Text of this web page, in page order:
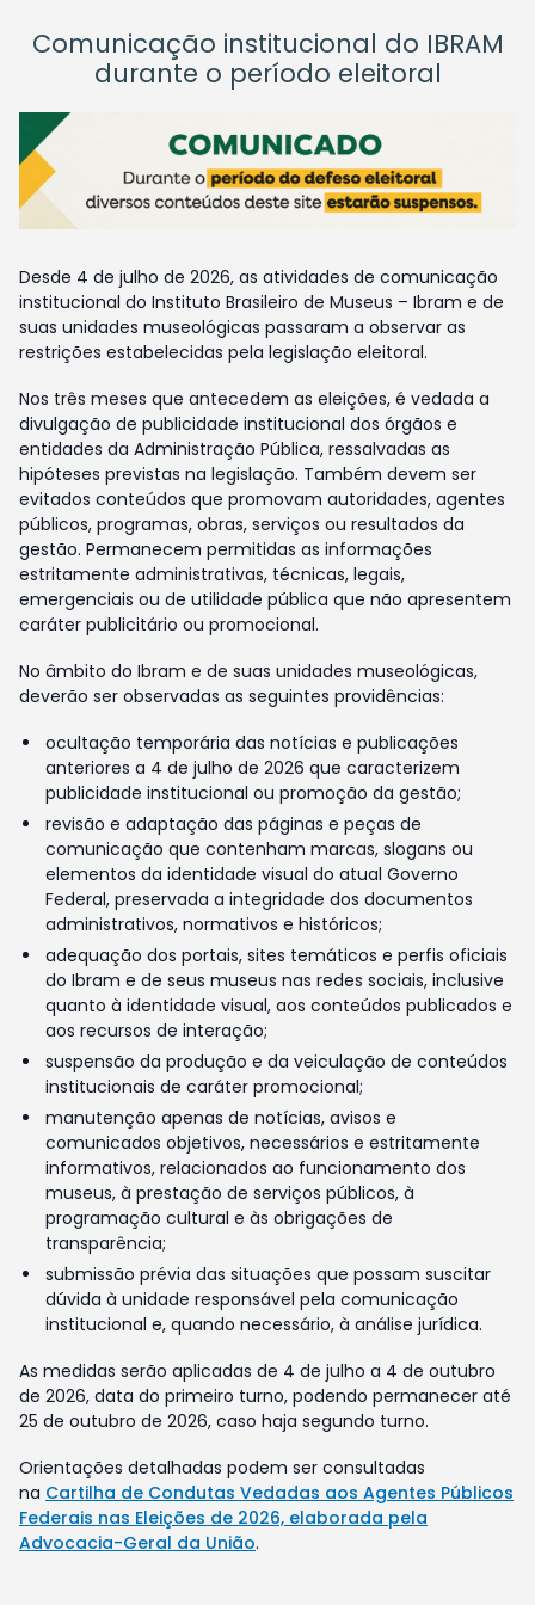
Comunicação institucional do IBRAM
durante o período eleitoral
Desde 4 de julho de 2026, as atividades de comunicação
institucional do Instituto Brasileiro de Museus – Ibram e de
suas unidades museológicas passaram a observar as
restrições estabelecidas pela legislação eleitoral.
Nos três meses que antecedem as eleições, é vedada a
divulgação de publicidade institucional dos órgãos e
entidades da Administração Pública, ressalvadas as
hipóteses previstas na legislação. Também devem ser
evitados conteúdos que promovam autoridades, agentes
públicos, programas, obras, serviços ou resultados da
gestão. Permanecem permitidas as informações
estritamente administrativas, técnicas, legais,
emergenciais ou de utilidade pública que não apresentem
caráter publicitário ou promocional.
No âmbito do Ibram e de suas unidades museológicas,
deverão ser observadas as seguintes providências:
ocultação temporária das notícias e publicações
anteriores a 4 de julho de 2026 que caracterizem
publicidade institucional ou promoção da gestão;
revisão e adaptação das páginas e peças de
comunicação que contenham marcas, slogans ou
elementos da identidade visual do atual Governo
Federal, preservada a integridade dos documentos
administrativos, normativos e históricos;
adequação dos portais, sites temáticos e perfis oficiais
do Ibram e de seus museus nas redes sociais, inclusive
quanto à identidade visual, aos conteúdos publicados e
aos recursos de interação;
suspensão da produção e da veiculação de conteúdos
institucionais de caráter promocional;
manutenção apenas de notícias, avisos e
comunicados objetivos, necessários e estritamente
informativos, relacionados ao funcionamento dos
museus, à prestação de serviços públicos, à
programação cultural e às obrigações de
transparência;
submissão prévia das situações que possam suscitar
dúvida à unidade responsável pela comunicação
institucional e, quando necessário, à análise jurídica.
As medidas serão aplicadas de 4 de julho a 4 de outubro
de 2026, data do primeiro turno, podendo permanecer até
25 de outubro de 2026, caso haja segundo turno.
Orientações detalhadas podem ser consultadas
na Cartilha de Condutas Vedadas aos Agentes Públicos
Federais nas Eleições de 2026, elaborada pela
Advocacia-Geral da União.